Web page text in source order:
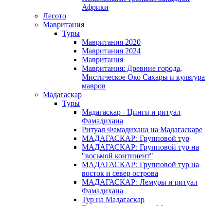
Африки
Лесото
Мавритания
Туры
Мавритания 2020
Мавритания 2024
Мавритания
Мавритания: Древние города,
Мистическое Око Сахары и культура
мавров
Мадагаскар
Туры
Мадагаскар - Цинги и ритуал
Фамадихана
Ритуал Фамадихана на Мадагаскаре
МАДАГАСКАР: Групповой тур
МАДАГАСКАР: Групповой тур на
"восьмой континент"
МАДАГАСКАР: Групповой тур на
восток и север острова
МАДАГАСКАР: Лемуры и ритуал
Фамадихана
Тур на Мадагаскар